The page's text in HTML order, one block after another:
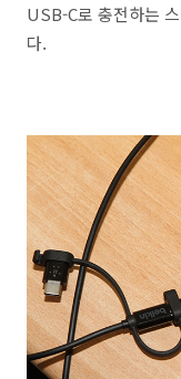
USB-C로 충전하는
다.